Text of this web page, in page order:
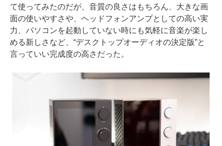
て使ってみたのだが、音質の良さはもちろん、大きな画
面の使いやすさや、ヘッドフォンアンプとしての高い実
力、パソコンを起動していない時にも気軽に音楽が楽し
める新しさなど、“デスクトップオーディオの決定版”と
言っていい完成度の高さだった。